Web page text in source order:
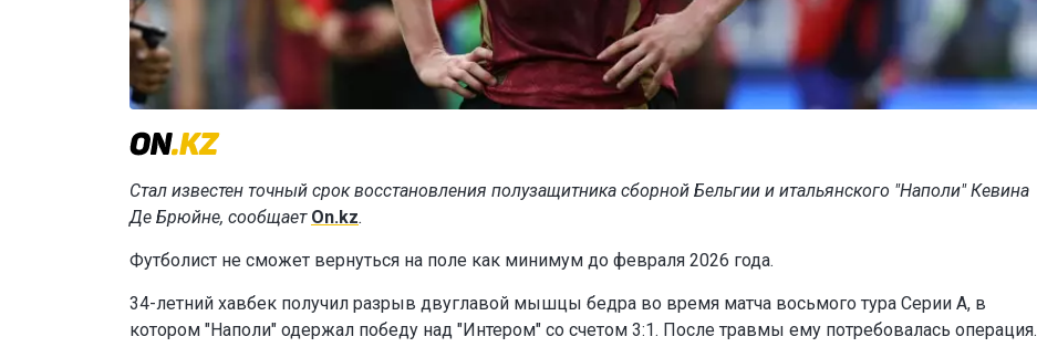
Стал известен точный срок восстановления полузащитника сборной Бельгии и итальянского "Наполи" Кевина
Де Брюйне, сообщает On.kz.
Футболист не сможет вернуться на поле как минимум до февраля 2026 года.
34-летний хавбек получил разрыв двуглавой мышцы бедра во время матча восьмого тура Серии А, в
котором "Наполи" одержал победу над "Интером" со счетом 3:1. После травмы ему потребовалась операция.